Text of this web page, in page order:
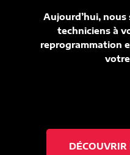
Aujourd’hui,
techniciens à
reprogrammation
DÉCOUVRIR